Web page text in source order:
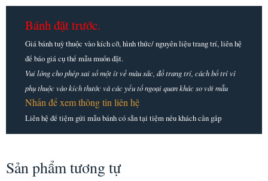
Bánh đặt trước.
Giá bánh tuỳ thuộc vào kích cỡ, hình thức/ nguyên liệu trang trí, liên hệ
để báo giá cụ thể mẫu muốn đặt.
Vui lòng cho phép sai số một ít về màu sắc, đồ trang trí, cách bố trí vì
phụ thuộc vào kích thước và các yếu tố ngoại quan khác so với mẫu
Nhấn để xem thông tin liên hệ
Liên hệ để tiệm gửi mẫu bánh có sẵn tại tiệm nếu khách cần gấp
Sản phẩm tương tự